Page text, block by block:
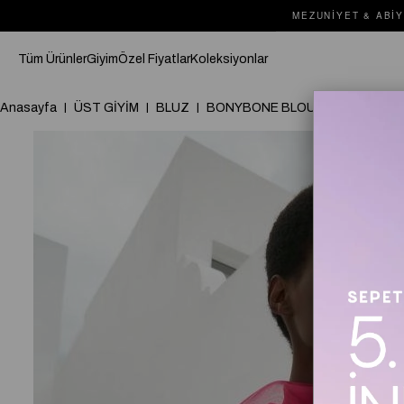
MEZUNIYET &
Tüm ÜrünlerGiyimÖzel FiyatlarKoleksiyonlar
Anasayfa ÜST GİYİM BLUZ BONYBONE BLOUSE Fuşya